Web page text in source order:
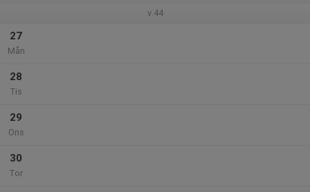
v.44
27
Mån
28
Tis
29
Ons
30
Tor